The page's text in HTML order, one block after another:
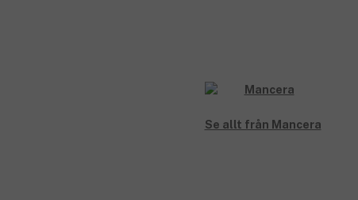
Se allt från Mancera